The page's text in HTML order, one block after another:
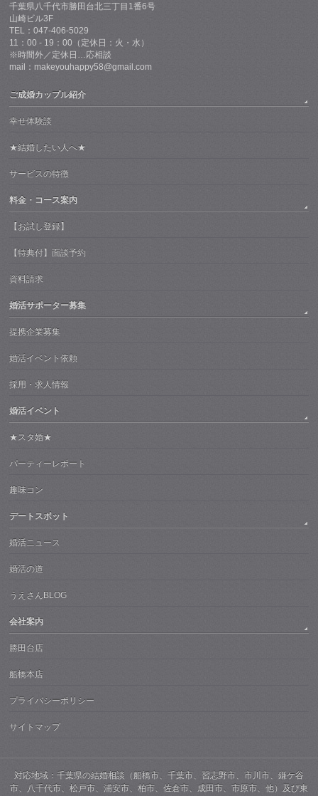
千葉県八千代市勝田台北三丁目1番6号
山崎ビル3F
TEL：047-406-5029
11：00 - 19：00（定休日：火・水）
※時間外／定休日…応相談
mail：makeyouhappy58@gmail.com
ご成婚カップル紹介
幸せ体験談
★結婚したい人へ★
サービスの特徴
料金・コース案内
【お試し登録】
【特典付】面談予約
資料請求
婚活サポーター募集
提携企業募集
婚活イベント依頼
採用・求人情報
婚活イベント
★スタ婚★
パーティーレポート
趣味コン
デートスポット
婚活ニュース
婚活の道
うえさんBLOG
会社案内
勝田台店
船橋本店
プライバシーポリシー
サイトマップ
対応地域：千葉県の結婚相談（船橋市、千葉市、習志野市、市川市、鎌ケ谷
市、八千代市、松戸市、浦安市、柏市、佐倉市、成田市、市原市、他）及び東